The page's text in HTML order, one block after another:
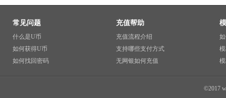
常见问题
什么是U币
如何获得U币
如何找回密码
充值帮助
充值流程介绍
支持哪些支付方式
无网银如何充值
©2017